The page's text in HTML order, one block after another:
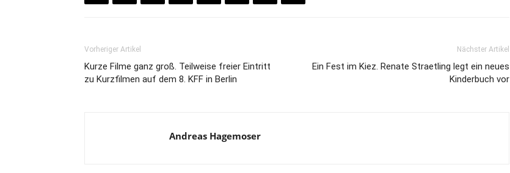
Vorheriger Artikel
Kurze Filme ganz groß. Teilweise freier Eintritt
zu Kurzfilmen auf dem 8. KFF in Berlin
Nächster Artikel
Ein Fest im Kiez. Renate Straetling legt ein neues
Kinderbuch vor
Andreas Hagemoser